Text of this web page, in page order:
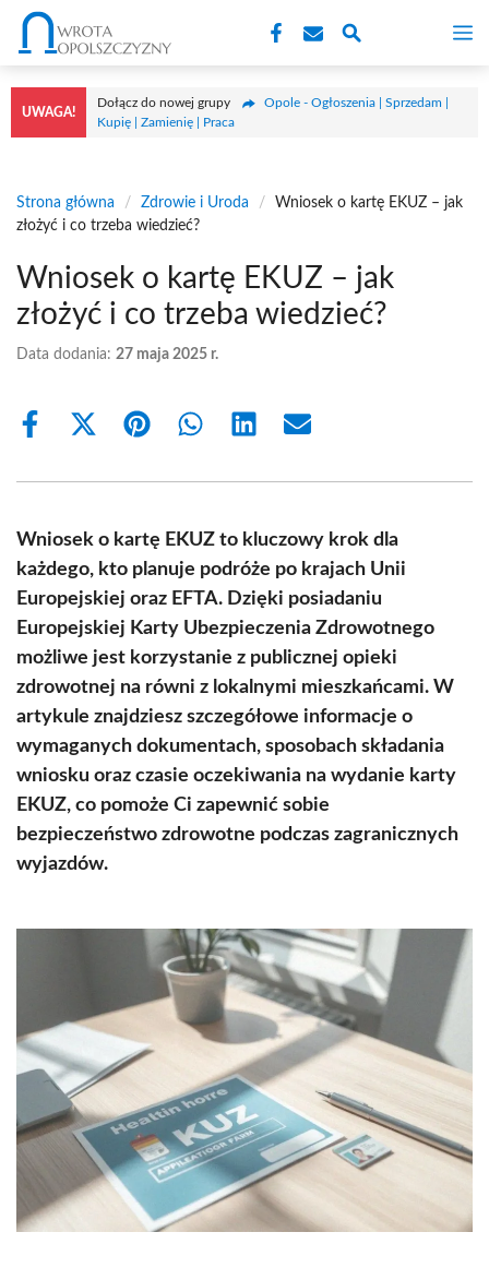
Przejdź
treści
UWAGA!
Dołącz do nowej grupy
Opole - Ogłoszenia | Sprzedam |
Kupię | Zamienię | Praca
Strona główna / Zdrowie i Uroda /
Wniosek o kartę EKUZ – jak
złożyć i co trzeba wiedzieć?
Wniosek o kartę EKUZ – jak
złożyć i co trzeba wiedzieć?
Data dodania: 27 maja 2025 r.
Share
Share
(Twitter)
Share Share Share Share
Wniosek o kartę EKUZ to kluczowy krok dla
każdego, kto planuje podróże po krajach Unii
Europejskiej oraz EFTA. Dzięki posiadaniu
Europejskiej Karty Ubezpieczenia Zdrowotnego
możliwe jest korzystanie z publicznej opieki
zdrowotnej na równi z lokalnymi mieszkańcami. W
artykule znajdziesz szczegółowe informacje o
wymaganych dokumentach, sposobach składania
wniosku oraz czasie oczekiwania na wydanie karty
EKUZ, co pomoże Ci zapewnić sobie
bezpieczeństwo zdrowotne podczas zagranicznych
wyjazdów.